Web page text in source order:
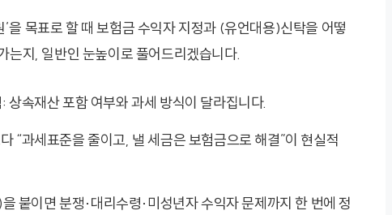
을 목표로 할 때 보험금 수익자 지정과 (유언대용)신탁을 어떻
는지, 일반인 눈높이로 풀어드리겠습니다.
상속재산 포함 여부와 과세 방식이 달라집니다.
“과세표준을 줄이고, 낼 세금은 보험금으로 해결”이 현실적
붙이면 분쟁·대리수령·미성년자 수익자 문제까지 한 번에 정